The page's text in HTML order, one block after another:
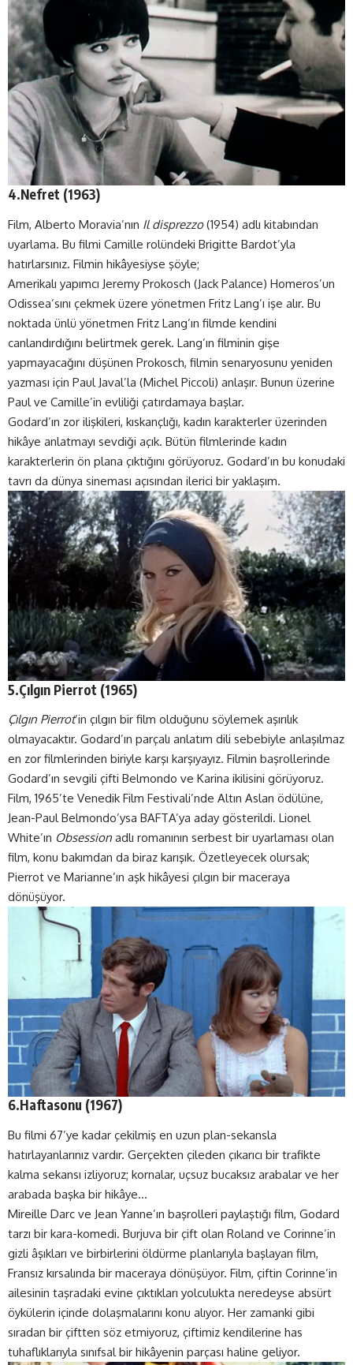
4.Nefret (1963)
Film, Alberto Moravia’nın Il disprezzo(1954) adlı kitabından
uyarlama. Bu filmi Camille rolündeki Brigitte Bardot’yla
hatırlarsınız. Filmin hikâyesiyse şöyle;
Amerikalı yapımcı Jeremy Prokosch (Jack Palance) Homeros’un
Odissea’sını çekmek üzere yönetmen Fritz Lang’ı işe alır. Bu
noktada ünlü yönetmen Fritz Lang’ın filmde kendini
canlandırdığını belirtmek gerek. Lang’ın filminin gişe
yapmayacağını düşünen Prokosch, filmin senaryosunu yeniden
yazması için Paul Javal’la (Michel Piccoli) anlaşır. Bunun üzerine
Paul ve Camille’in evliliği çatırdamaya başlar.
Godard’ın zor ilişkileri, kıskançlığı, kadın karakterler üzerinden
hikâye anlatmayı sevdiği açık. Bütün filmlerinde kadın
karakterlerin ön plana çıktığını görüyoruz. Godard’ın bu konudaki
tavrı da dünya sineması açısından ilerici bir yaklaşım.
5.Çılgın Pierrot (1965)
Çılgın Pierrot’in çılgın bir film olduğunu söylemek aşırılık
olmayacaktır. Godard’ın parçalı anlatım dili sebebiyle anlaşılmaz
en zor filmlerinden biriyle karşı karşıyayız. Filmin başrollerinde
Godard’ın sevgili çifti Belmondo ve Karina ikilisini görüyoruz.
Film, 1965’te Venedik Film Festivali’nde Altın Aslan ödülüne,
Jean-Paul Belmondo’ysa BAFTA’ya aday gösterildi. Lionel
White’ın Obsession adlı romanının serbest bir uyarlaması olan
film, konu bakımdan da biraz karışık. Özetleyecek olursak;
Pierrot ve Marianne’ın aşk hikâyesi çılgın bir maceraya
dönüşüyor.
6.Haftasonu (1967)
Bu filmi 67’ye kadar çekilmiş en uzun plan-sekansla
hatırlayanlarınız vardır. Gerçekten çileden çıkarıcı bir trafikte
kalma sekansı izliyoruz; kornalar, uçsuz bucaksız arabalar ve her
arabada başka bir hikâye…
Mireille Darc ve Jean Yanne’ın başrolleri paylaştığı film, Godard
tarzı bir kara-komedi. Burjuva bir çift olan Roland ve Corinne’in
gizli âşıkları ve birbirlerini öldürme planlarıyla başlayan film,
Fransız kırsalında bir maceraya dönüşüyor. Film, çiftin Corinne’in
ailesinin taşradaki evine çıktıkları yolculukta neredeyse absürt
öykülerin içinde dolaşmalarını konu alıyor. Her zamanki gibi
sıradan bir çiftten söz etmiyoruz, çiftimiz kendilerine has
tuhaflıklarıyla sınıfsal bir hikâyenin parçası haline geliyor.